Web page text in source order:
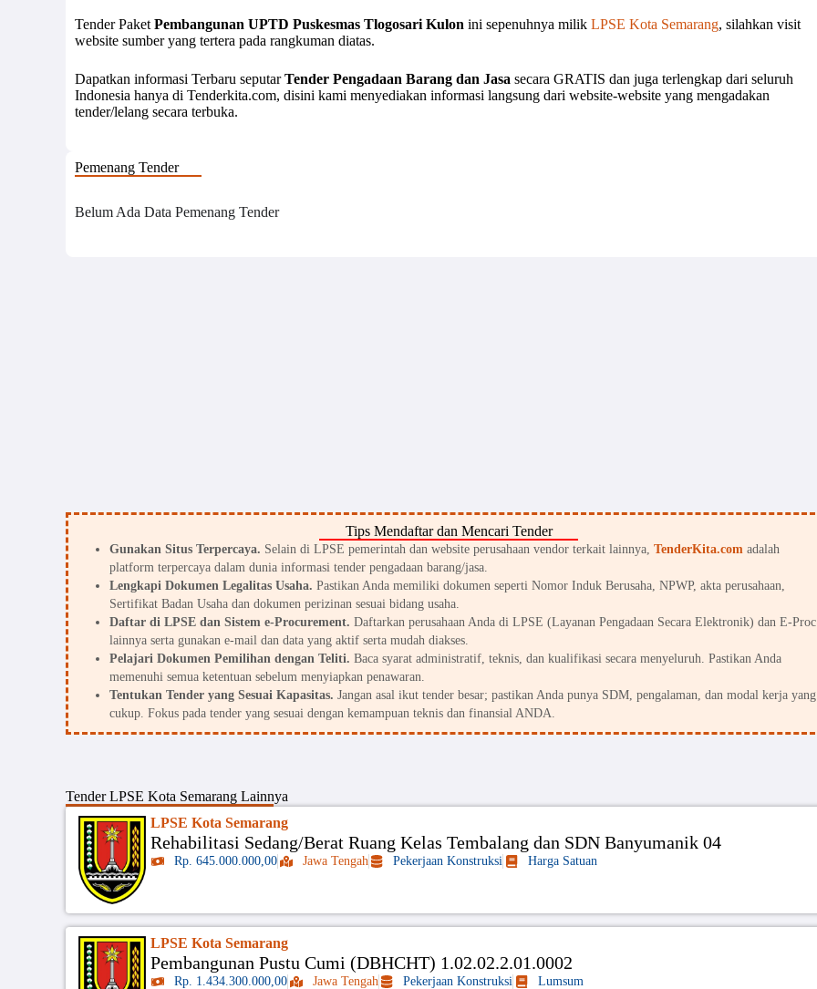
Tender Paket Pembangunan UPTD Puskesmas Tlogosari Kulon ini sepenuhnya milik LPSE Kota Semarang, silahkan visit
website sumber yang tertera pada rangkuman diatas.
Dapatkan informasi Terbaru seputarTender Pengadaan Barang dan Jasa secara GRATIS dan juga terlengkap dari seluruh
Indonesia hanya di Tenderkita.com, disini kami menyediakan informasi langsung dari website-website yang mengadakan
tender/lelang secara terbuka.
Pemenang Tender
Belum Ada Data Pemenang Tender
Tips Mendaftar dan Mencari Tender
Gunakan Situs Terpercaya. Selain di LPSE pemerintah dan website perusahaan vendor terkait lainnya, TenderKita.com adalah
platform terpercaya dalam dunia informasi tender pengadaan barang/jasa.
Lengkapi Dokumen Legalitas Usaha. Pastikan Anda memiliki dokumen seperti Nomor Induk Berusaha, NPWP, akta perusahaan,
Sertifikat Badan Usaha dan dokumen perizinan sesuai bidang usaha.
Daftar di LPSE dan Sistem e-Procurement. Daftarkan perusahaan Anda di LPSE (Layanan Pengadaan Secara Elektronik) dan E-Proc
lainnya serta gunakan e-mail dan data yang aktif serta mudah diakses.
Pelajari Dokumen Pemilihan dengan Teliti. Baca syarat administratif, teknis, dan kualifikasi secara menyeluruh. Pastikan Anda
memenuhi semua ketentuan sebelum menyiapkan penawaran.
Tentukan Tender yang Sesuai Kapasitas. Jangan asal ikut tender besar; pastikan Anda punya SDM, pengalaman, dan modal kerja yang
cukup. Fokus pada tender yang sesuai dengan kemampuan teknis dan finansial ANDA.
TenderLPSE Kota Semarang Lainnya
LPSE Kota Semarang
Rehabilitasi Sedang/Berat Ruang Kelas Tembalang dan SDN Banyumanik 04
Rp. 645.000.000,00 Jawa Tengah Pekerjaan Konstruksi Harga Satuan
LPSE Kota Semarang
Pembangunan Pustu Cumi (DBHCHT) 1.02.02.2.01.0002
Rp. 1.434.300.000,00 Jawa Tengah Pekerjaan Konstruksi Lumsum